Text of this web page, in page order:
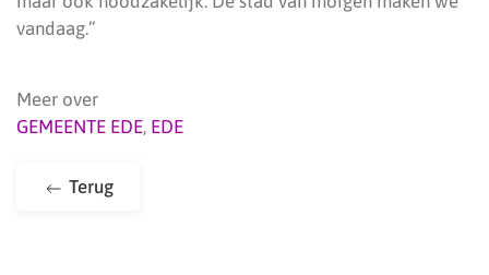
vandaag.”
Meer over
GEMEENTE EDE, EDE
Terug